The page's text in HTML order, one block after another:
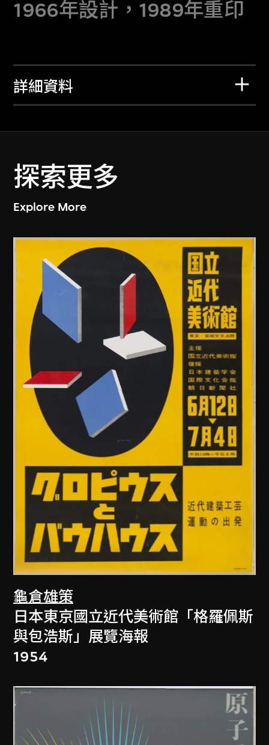
1966年設計，1989年重印
詳細資料
探索更多
Explore More
龜倉雄策
日本東京國立近代美術館「格羅佩斯
與包浩斯」展覽海報
1954